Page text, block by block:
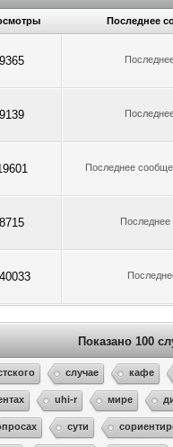
Последнее
9365
9139
Последнее
8715
Показано 100
случае кафе
uhi-r мире
сути